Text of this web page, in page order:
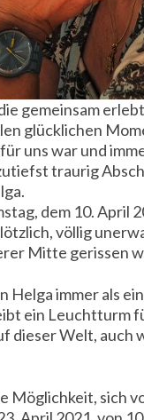
gemeinsam
glücklichen
uns war und
traurig
dem 10. April
völlig
Mitte gerissen
Helga immer als
ein Leuchtturm
dieser Welt, auch
Möglichkeit, sich